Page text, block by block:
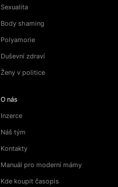
Sexualita
Body shaming
Polyamorie
Duševní zdraví
Ženy v politice
O nás
Inzerce
Náš tým
Kontakty
Manuál pro moderní mámy
Kde koupit časopis